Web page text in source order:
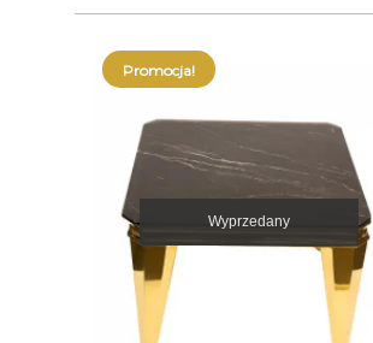
Promocja!
Wyprzedany